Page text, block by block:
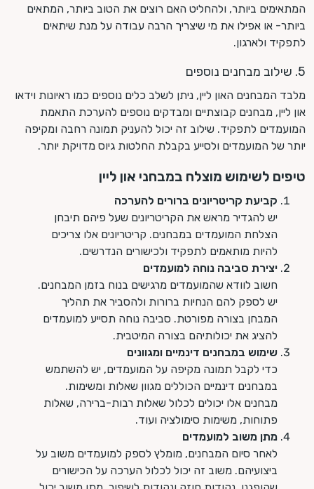
המתאימים ביותר, ולהחליט האם רוצים את הטוב ביותר, המתאים
ביותר- או אפילו את מי שיצריך הרבה עבודה על מנת שיתאים
לתפקיד ולארגון.
5. שילוב מבחנים נוספים
מלבד המבחנים האון ליין, ניתן לשלב כלים נוספים כמו ראיונות וידאו
און ליין, מבחנים קבוצתיים ומבדקים נוספים להערכת התאמת
המועמדים לתפקיד. שילוב זה יכול להעניק תמונה רחבה ומקיפה
יותר של המועמדים ולסייע בקבלת החלטות גיוס מדויקת יותר.
טיפים לשימוש מוצלח במבחני און ליין
קביעת קריטריונים ברורים להערכה
יש להגדיר מראש את הקריטריונים שעל פיהם תיבחן
הצלחת המועמדים במבחנים. קריטריונים אלו צריכים
להיות מותאמים לתפקיד ולכישורים הנדרשים.
יצירת סביבה נוחה למועמדים
חשוב לוודא שהמועמדים מרגישים בנוח בזמן המבחנים.
יש לספק להם הנחיות ברורות ולהסביר את תהליך
המבחן בצורה מפורטת. סביבה נוחה תסייע למועמדים
להציג את יכולותיהם בצורה המיטבית.
שימוש במבחנים דינמיים ומגוונים
כדי לקבל תמונה מקיפה על המועמדים, יש להשתמש
במבחנים דינמיים הכוללים מגוון שאלות ומשימות.
מבחנים אלו יכולים לכלול שאלות רבות-ברירה, שאלות
פתוחות, משימות סימולציה ועוד.
מתן משוב למועמדים
לאחר סיום המבחנים, מומלץ לספק למועמדים משוב על
ביצועיהם. משוב זה יכול לכלול הערכה על הכישורים